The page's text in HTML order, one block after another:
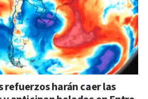
refuerzos harán caer las